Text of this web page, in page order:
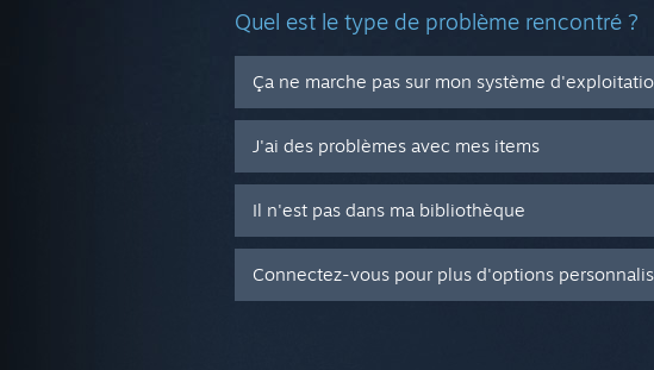
Quel est le type de problème rencontré ?
Ça ne marche pas sur mon système
J'ai des problèmes avec mes items
Il n'est pas dans ma bibliothèque
Connectez-vous pour plus d'options